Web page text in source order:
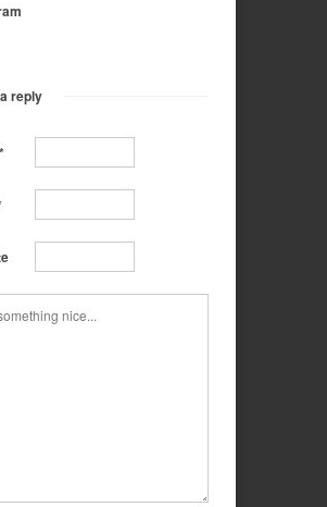
reply
*